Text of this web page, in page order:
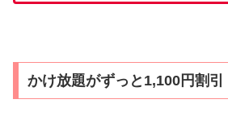
かけ放題がずっと1,100円割引